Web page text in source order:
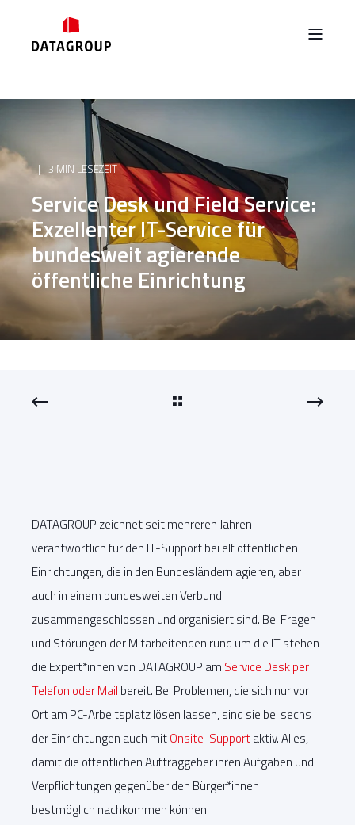
3 MIN LESEZEIT
Service Desk und Field Service:
Exzellenter IT-Service für
bundesweit agierende
öffentliche Einrichtung
DATAGROUP zeichnet seit mehreren Jahren
verantwortlich für den IT-Support bei elf öffentlichen
Einrichtungen, die in den Bundesländern agieren, aber
auch in einem bundesweiten Verbund
zusammengeschlossen und organisiert sind. Bei Fragen
und Störungen der Mitarbeitenden rund um die IT stehen
die Expert*innen von DATAGROUP am Service Desk per
Telefon oder Mail bereit. Bei Problemen, die sich nur vor
Ort am PC-Arbeitsplatz lösen lassen, sind sie bei sechs
der Einrichtungen auch mitOnsite-Supportaktiv. Alles,
damit die öffentlichen Auftraggeber ihren Aufgaben und
Verpflichtungen gegenüber den Bürger*innen
bestmöglich nachkommen können.